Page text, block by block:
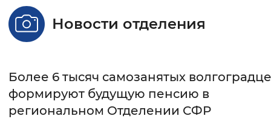
Стандартный Увеличенный
Без засечек С засечками
Интервал между буквами
Новости отделения
Более 6 тысяч самозанятых
формируют будущую пенсию в
региональном Отделении СФР